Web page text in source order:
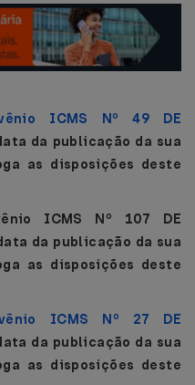
ICMS Nº 49 DE
da publicação da sua
as disposições deste
ICMS Nº 107 DE
da publicação da sua
as disposições deste
ICMS Nº 27 DE
da publicação da sua
as disposições deste